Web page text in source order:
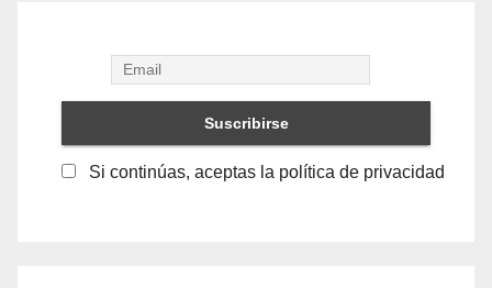
Si continúas, aceptas la política de privacidad